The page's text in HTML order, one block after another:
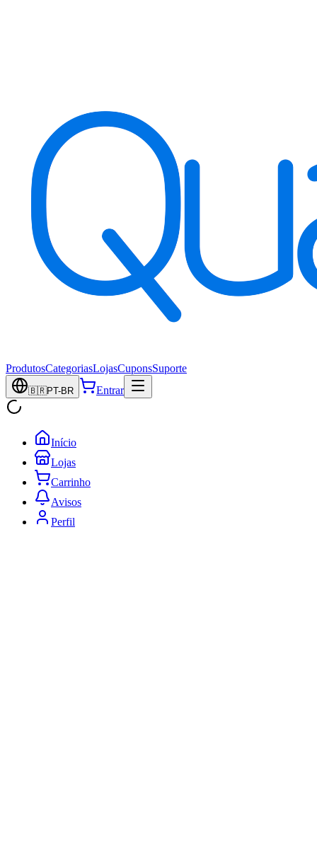
ProdutosCategoriasLojasCuponsSuporte
🇧🇷PT-BR Entrar
Início
Lojas
Carrinho
Avisos
Perfil